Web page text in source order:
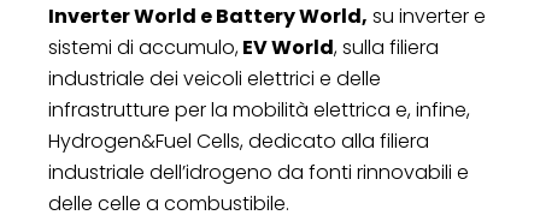
Inverter World e Battery World, su inverter e
sistemi di accumulo,EV World, sulla filiera
industriale dei veicoli elettrici e delle
infrastrutture per la mobilità elettrica e, infine,
Hydrogen&Fuel Cells, dedicato alla filiera
industriale dell’idrogeno da fonti rinnovabili e
delle celle a combustibile.